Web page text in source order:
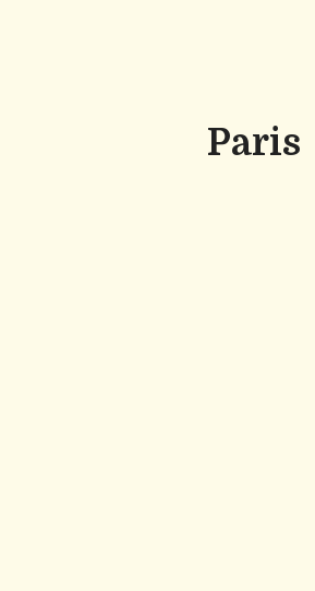
Paris